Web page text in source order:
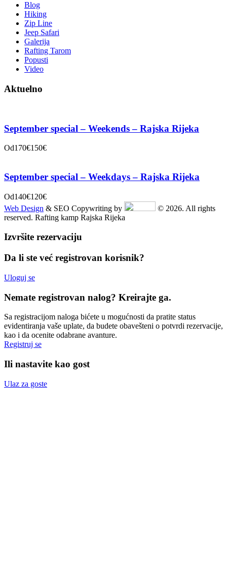
Blog
Hiking
Zip Line
Jeep Safari
Galerija
Rafting Tarom
Popusti
Video
Aktuelno
September special – Weekends – Rajska Rijeka
Od170€150€
September special – Weekdays – Rajska Rijeka
Od140€120€
Web Design & SEO Copywriting by
© 2026. All rights
reserved. Rafting kamp Rajska Rijeka
Izvršite rezervaciju
Da li ste već registrovan korisnik?
Uloguj se
Nemate registrovan nalog? Kreirajte ga.
Sa registracijom naloga bićete u mogućnosti da pratite status
evidentiranja vaše uplate, da budete obavešteni o potvrdi rezervacije,
kao i da ocenite odabrane avanture.
Registruj se
Ili nastavite kao gost
Ulaz za goste